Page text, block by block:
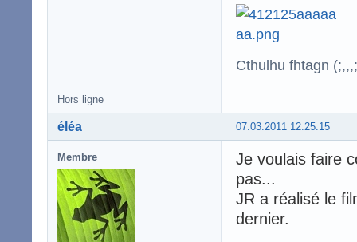
Cthulhu fhtagn
Hors ligne
07.03.2011 12:25:15
éléa
Membre
Je voulais faire
pas...
JR a réalisé le
dernier.